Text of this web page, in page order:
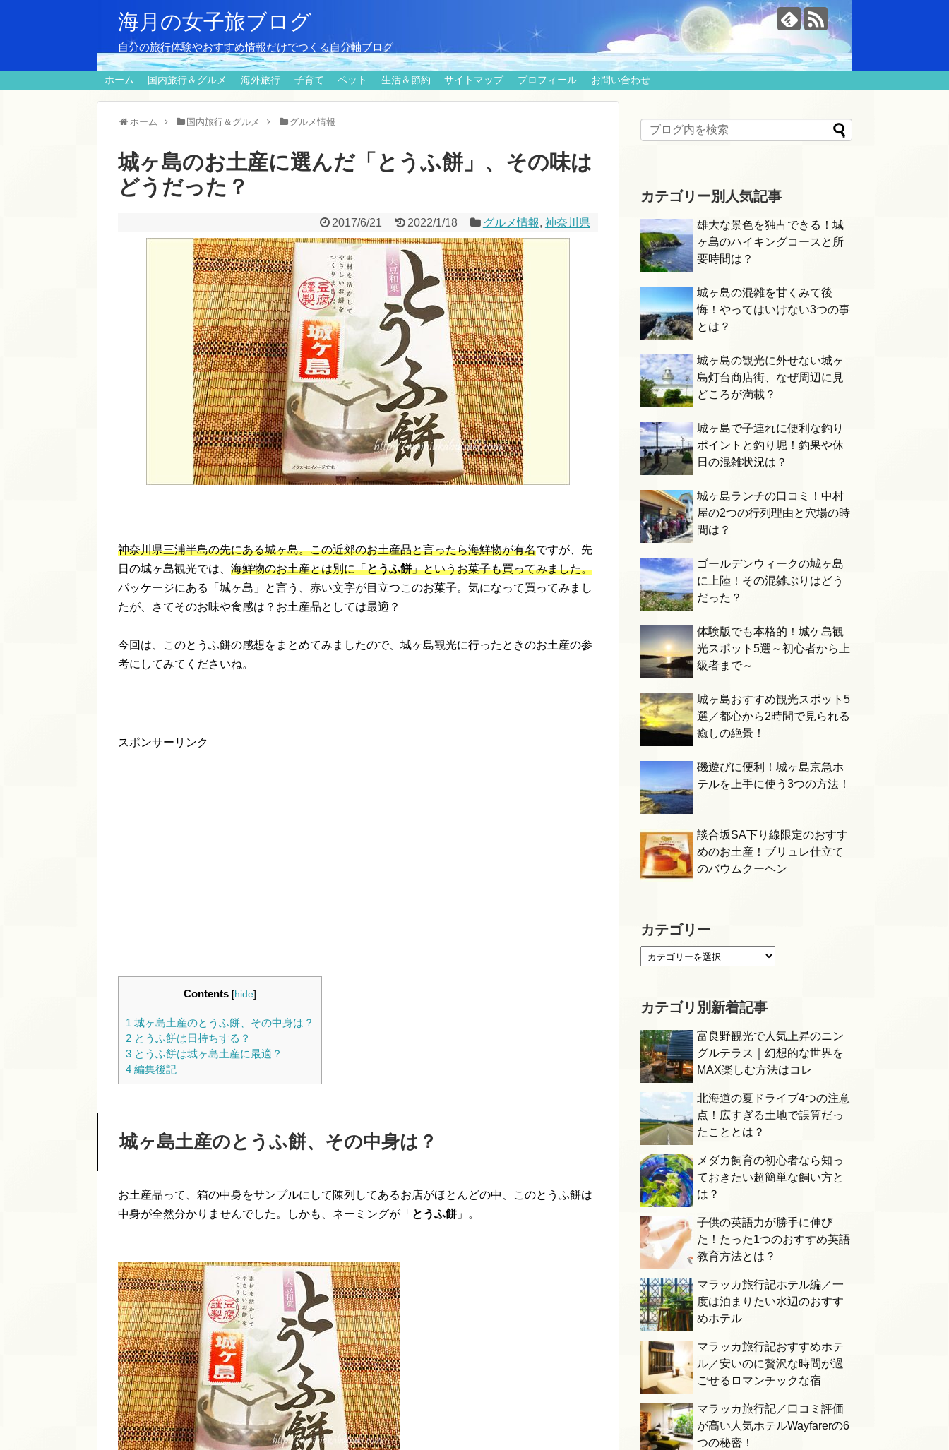
海月の女子旅ブログ
自分の旅行体験やおすすめ情報だけでつくる自分軸ブログ
ホーム 国内旅行＆グルメ 海外旅行 子育て ペット 生活＆節約 サイトマップ プロフィール お問い合わせ
ホーム 国内旅行＆グルメ グルメ情報
城ヶ島のお土産に選んだ「とうふ餅」、その味は
どうだった？
2017/6/21 2022/1/18 グルメ情報, 神奈川県
神奈川県三浦半島の先にある城ヶ島。この近郊のお土産品と言ったら海鮮物が有名ですが、先
日の城ヶ島観光では、 海鮮物のお土産とは別に「とうふ餅」というお菓子も買ってみました。
パッケージにある「城ヶ島」と言う、赤い文字が目立つこのお菓子。気になって買ってみまし
たが、さてそのお味や食感は？お土産品としては最適？
今回は、このとうふ餅の感想をまとめてみましたので、城ヶ島観光に行ったときのお土産の参
考にしてみてくださいね。
スポンサーリンク
Contents [hide]
1 城ヶ島土産のとうふ餅、その中身は？
2 とうふ餅は日持ちする？
3 とうふ餅は城ヶ島土産に最適？
4 編集後記
城ヶ島土産のとうふ餅、その中身は？
お土産品って、箱の中身をサンプルにして陳列してあるお店がほとんどの中、このとうふ餅は
中身が全然分かりませんでした。しかも、ネーミングが「 とうふ餅 」。
カテゴリー別人気記事
雄大な景色を独占できる！城
ヶ島のハイキングコースと所
要時間は？
城ヶ島の混雑を甘くみて後
悔！やってはいけない3つの事
とは？
城ヶ島の観光に外せない城ヶ
島灯台商店街、なぜ周辺に見
どころが満載？
城ヶ島で子連れに便利な釣り
ポイントと釣り堀！釣果や休
日の混雑状況は？
城ヶ島ランチの口コミ！中村
屋の2つの行列理由と穴場の時
間は？
ゴールデンウィークの城ヶ島
に上陸！その混雑ぶりはどう
だった？
体験版でも本格的！城ケ島観
光スポット5選～初心者から上
級者まで～
城ヶ島おすすめ観光スポット5
選／都心から2時間で見られる
癒しの絶景！
磯遊びに便利！城ヶ島京急ホ
テルを上手に使う3つの方法！
談合坂SA下り線限定のおすす
めのお土産！ブリュレ仕立て
のバウムクーヘン
カテゴリー
カテゴリ別新着記事
富良野観光で人気上昇のニン
グルテラス｜幻想的な世界を
MAX楽しむ方法はコレ
北海道の夏ドライブ4つの注意
点！広すぎる土地で誤算だっ
たこととは？
メダカ飼育の初心者なら知っ
ておきたい超簡単な飼い方と
は？
子供の英語力が勝手に伸び
た！たった1つのおすすめ英語
教育方法とは？
マラッカ旅行記ホテル編／一
度は泊まりたい水辺のおすす
めホテル
マラッカ旅行記おすすめホテ
ル／安いのに贅沢な時間が過
ごせるロマンチックな宿
マラッカ旅行記／口コミ評価
が高い人気ホテルWayfarerの6
つの秘密！